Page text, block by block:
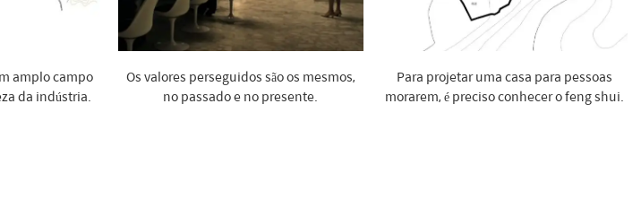
amplo campo
da indústria.
Os valores perseguidos são os mesmos,
no passado e no presente.
Para projetar uma casa para pessoas
morarem, é preciso conhecer o feng shui.